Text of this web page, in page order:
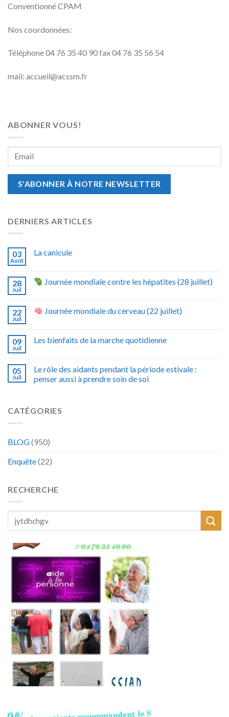
Conventionné CPAM
Nos coordonnées:
Téléphone 04 76 35 40 90 fax 04 76 35 56 54
mail: accueil@acssm.fr
ABONNER VOUS!
DERNIERS ARTICLES
03
Août
La canicule
28
Juil
Journée mondiale contre les hépatites (28 juillet)
22
Juil
Journée mondiale du cerveau (22 juillet)
09
Juil
Les bienfaits de la marche quotidienne
05
Juil
Le rôle des aidants pendant la période estivale :
penser aussi à prendre soin de soi
CATÉGORIES
BLOG(950)
Enquête(22)
RECHERCHE